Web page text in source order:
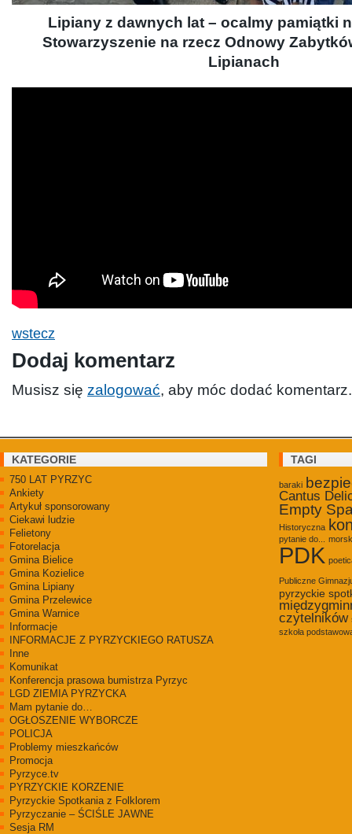
Lipiany z dawnych lat – ocalmy pamiątki
Stowarzyszenie na rzecz Odnowy
Lipianach
wstecz
Dodaj komentarz
Musisz się zalogować, aby móc dodać komentarz.
KATEGORIE
750 LAT PYRZYC
Ankiety
Artykuł sponsorowany
Ciekawi ludzie
Felietony
Fotorelacja
Gmina Bielice
Gmina Kozielice
Gmina Lipiany
Gmina Przelewice
Gmina Warnice
Informacje
INFORMACJE Z PYRZYCKIEGO RATUSZA
Inne
Komunikat
Konferencja prasowa bumistrza Pyrzyc
LGD ZIEMIA PYRZYCKA
Mam pytanie do…
OGŁOSZENIE WYBORCZE
POLICJA
Problemy mieszkańców
Promocja
Pyrzyce.tv
PYRZYCKIE KORZENIE
Pyrzyckie Spotkania z Folklorem
Pyrzyczanie – ŚCIŚLE JAWNE
Sesja RM
TAGI
baraki
Cantus
Empty
Historyczna
pytanie do...
PDK
Publiczne
pyrzyckie
czytelników
szkoła